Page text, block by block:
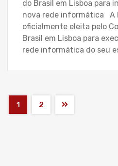
do Brasil em Lisboa para
nova rede informática A
oficialmente eleita pelo
Brasil em Lisboa para
rede informática do seu
1 2